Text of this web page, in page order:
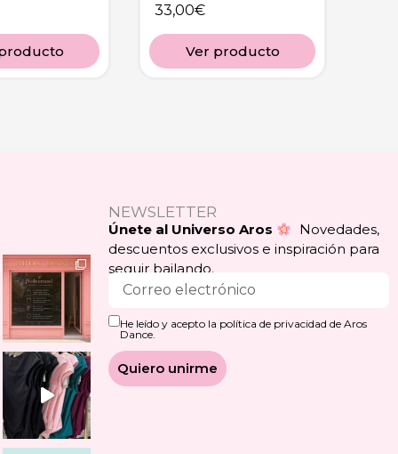
33,00€
Ver producto
NEWSLETTER
Únete al Universo Aros
Novedades,
descuentos exclusivos e inspiración para
seguir bailando.
He leído y acepto la política de privacidad de Aros
Dance.
Quiero unirme